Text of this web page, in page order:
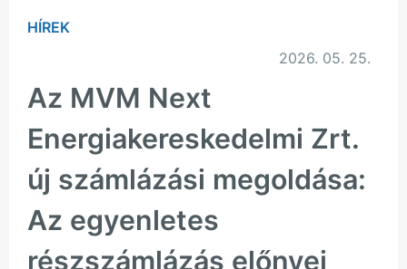
HÍREK
2026. 05. 25.
Az MVM Next
Energiakereskedelmi Zrt.
új számlázási megoldása:
Az egyenletes
részszámlázás előnyei